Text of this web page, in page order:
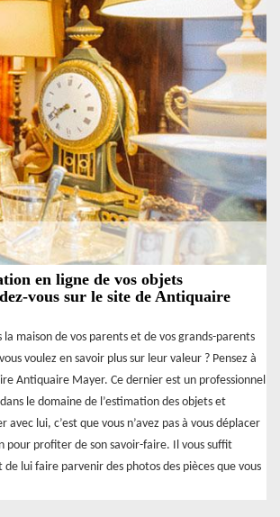
en ligne de vos objets
vous sur le site de Antiquaire
la maison de vos parents et de vos grands-parents
voulez en savoir plus sur leur valeur ? Pensez à
Antiquaire Mayer. Ce dernier est un professionnel
le domaine de l’estimation des objets et
avec lui, c’est que vous n’avez pas à vous déplacer
pour profiter de son savoir-faire. Il vous suffit
de lui faire parvenir des photos des pièces que vous